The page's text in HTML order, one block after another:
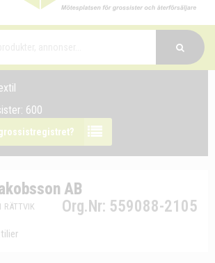
600
AB
Org.Nr: 559088-2105
RÄTTVIK